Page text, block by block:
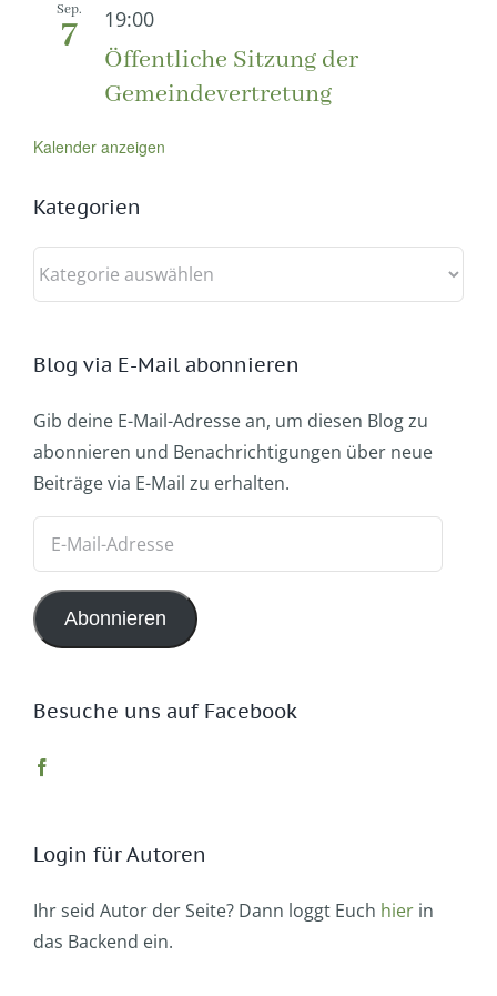
Sep.
7 19:00
Öffentliche Sitzung der
Gemeindevertretung
Kalender anzeigen
Kategorien
Kategorien
Blog via E-Mail abonnieren
Gib deine E-Mail-Adresse an, um diesen Blog zu
abonnieren und Benachrichtigungen über neue
Beiträge via E-Mail zu erhalten.
Adresse
Abonnieren
Besuche uns auf Facebook
Login für Autoren
Ihr seid Autor der Seite? Dann loggt Euch hier in
das Backend ein.